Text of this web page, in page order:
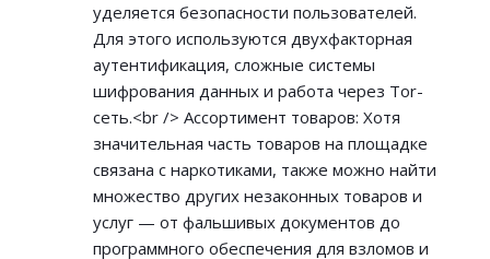
уделяется безопасности пользователей.
Для этого используются двухфакторная
аутентификация, сложные системы
шифрования данных и работа через Tor-
сеть.<br /> Ассортимент товаров: Хотя
значительная часть товаров на площадке
связана с наркотиками, также можно найти
множество других незаконных товаров и
услуг — от фальшивых документов до
программного обеспечения для взломов и